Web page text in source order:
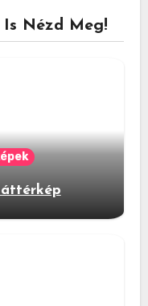
Nézd Meg!